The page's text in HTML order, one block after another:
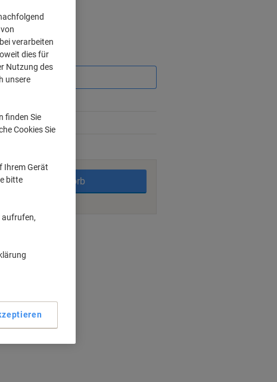
In den Warenkorb
verarbeiten
dies für
Nutzung des
unsere
finden Sie
Cookies Sie
Ihrem Gerät
bitte
aufrufen,